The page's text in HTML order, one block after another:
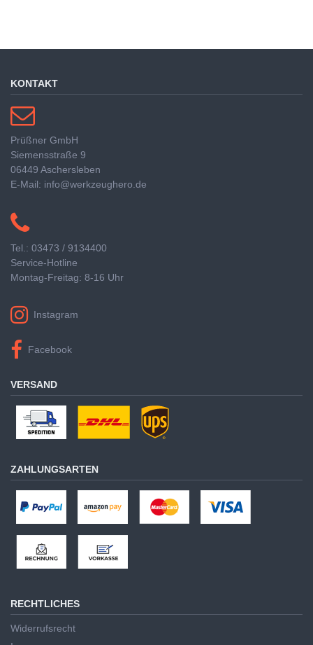
KONTAKT
Prüßner GmbH
Siemensstraße 9
06449 Aschersleben
E-Mail: info@werkzeughero.de
Tel.: 03473 / 9134400
Service-Hotline
Montag-Freitag: 8-16 Uhr
Instagram
Facebook
VERSAND
ZAHLUNGSARTEN
RECHTLICHES
Widerrufsrecht